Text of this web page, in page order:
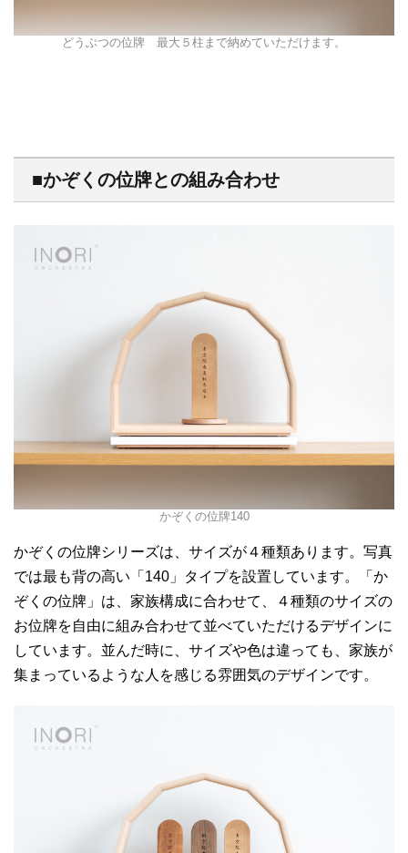
どうぶつの位牌 最大５柱まで納めていただけます。
■かぞくの位牌との組み合わせ
かぞくの位牌140
かぞくの位牌シリーズは、サイズが４種類あります。写真
では最も背の高い「140」タイプを設置しています。「か
ぞくの位牌」は、家族構成に合わせて、４種類のサイズの
お位牌を自由に組み合わせて並べていただけるデザインに
しています。並んだ時に、サイズや色は違っても、家族が
集まっているような人を感じる雰囲気のデザインです。